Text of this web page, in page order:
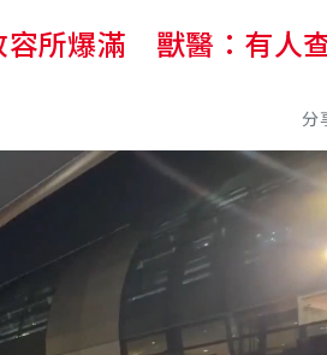
容所爆滿 獸醫：有人
分